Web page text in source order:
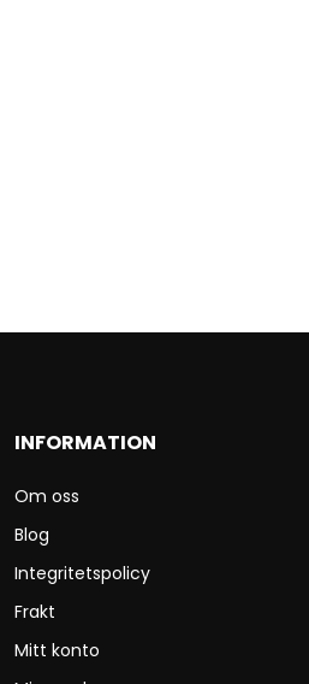
INFORMATION
Om oss
Blog
Integritetspolicy
Frakt
Mitt konto